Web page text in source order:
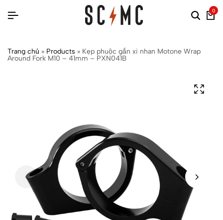
0
Trang chủ » Products » Kẹp phuộc gắn xi nhan Motone Wrap
Around Fork M10 – 41mm – PXN041B